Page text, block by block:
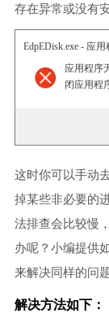
存在异常或没有
EdpEDisk.exe - 应
应用程序
闭应用程
这时你可以手动
掉某些非必要的
法排查会比较慢
办呢？小编提供
来解决同样的问题
解决方法如下：